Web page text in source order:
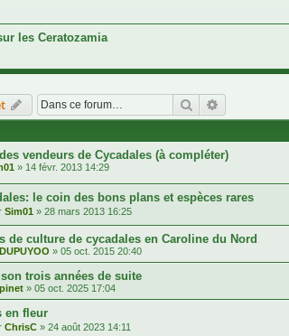
les Ceratozamia
Rechercher
vendeurs de Cycadales (à compléter)
» 14 févr. 2013 14:29
le coin des bons plans et espèces rares
Sim01 » 28 mars 2013 16:25
de culture de cycadales en Caroline du Nord
» 05 oct. 2015 20:40
trois années de suite
» 05 oct. 2025 17:04
en fleur
ChrisC » 24 août 2023 14:11